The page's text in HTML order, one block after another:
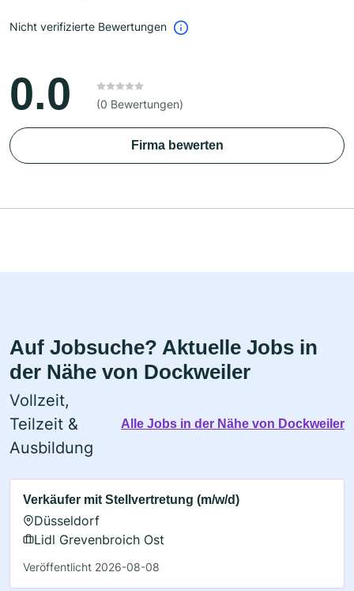
Nicht verifizierte Bewertungen
0.0 (0 Bewertungen)
Firma bewerten
Auf Jobsuche? Aktuelle Jobs in
der Nähe von Dockweiler
Vollzeit,
Teilzeit &
Ausbildung
Alle Jobs in der Nähe von Dockweiler
Verkäufer mit Stellvertretung (m/w/d)
Düsseldorf
Lidl Grevenbroich Ost
Veröffentlicht 2026-08-08